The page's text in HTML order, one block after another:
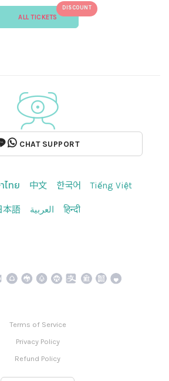
ALL TICKETS
DISCOUNT
CHAT SUPPORT
ไทย 中文 한국어 Tiếng Việt
本語 العربية हिन्दी
Terms of Service
Privacy Policy
Refund Policy